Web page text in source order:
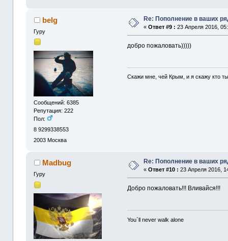
belg
Гуру
Сообщений: 6385
Репутация: 222
Пол:
8 9299338553
2003 Москва
Re: Пополнение в ваших
«Ответ #9 : 23 Апреля 2016,
добро пожаловать)))))
Скажи мне, чей Крым, и я скажу кто
Madbug
Гуру
Re: Пополнение в ваших
«Ответ #10 : 23 Апреля 2016,
Добро пожаловать!!! Вливайся!!!
You`ll never walk alone